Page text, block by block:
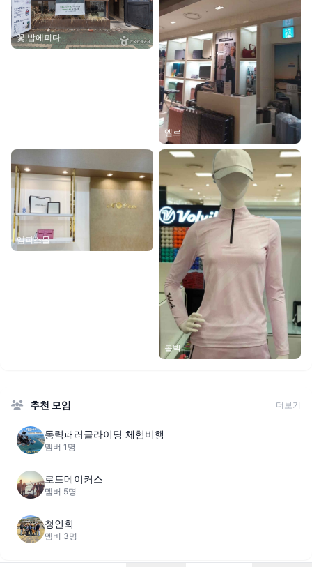
꽃,밥에피다
엘르
엠피스몰
볼빅
추천 모임 더보기
동력패러글라이딩 체험비행
멤버 1명
로드메이커스
멤버 5명
청인회
멤버 3명